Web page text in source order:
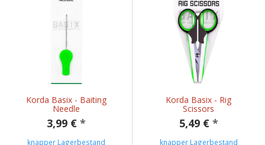
Korda Basix - Baiting
Needle
3,99 € *
knapper Lagerbestand
Korda Basix - Rig
Scissors
5,49 € *
knapper Lagerbestand